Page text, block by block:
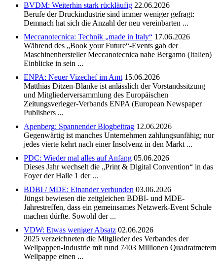
BVDM: Weiterhin stark rückläufig 22.06.2026
Berufe der Druckindustrie sind immer weniger gefragt:
Demnach hat sich die Anzahl der neu vereinbarten ...
Meccanotecnica: Technik „made in Italy“ 17.06.2026
Während des „Book your Future“-Events gab der
Maschinenhersteller Meccanotecnica nahe Bergamo (Italien)
Einblicke in sein ...
ENPA: Neuer Vizechef im Amt 15.06.2026
Matthias Ditzen-Blanke ist anlässlich der Vorstandssitzung
und Mitgliederversammlung des Europäischen
Zeitungsverleger-Verbands ENPA (European Newspaper
Publishers ...
Apenberg: Spannender Blogbeitrag 12.06.2026
Gegenwärtig ist manches Unternehmen zahlungsunfähig; nur
jedes vierte kehrt nach einer Insolvenz in den Markt ...
PDC: Wieder mal alles auf Anfang 05.06.2026
Dieses Jahr wechselt die „Print & Digital Convention“ in das
Foyer der Halle 1 der ...
BDBI / MDE: Einander verbunden 03.06.2026
Jüngst bewiesen die zeitgleichen BDBI- und MDE-
Jahrestreffen, dass ein gemeinsames Netzwerk-Event Schule
machen dürfte. Sowohl der ...
VDW: Etwas weniger Absatz 02.06.2026
2025 verzeichneten die Mitglieder des Verbandes der
Wellpappen-Industrie mit rund 7403 Millionen Quadratmetern
Wellpappe einen ...